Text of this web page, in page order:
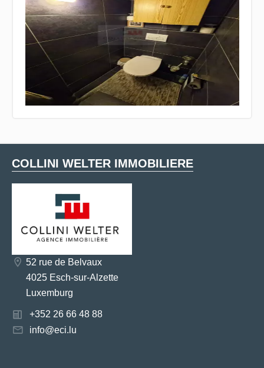
COLLINI WELTER IMMOBILIERE
52 rue de Belvaux
4025 Esch-sur-Alzette
Luxemburg
+352 26 66 48 88
info@eci.lu